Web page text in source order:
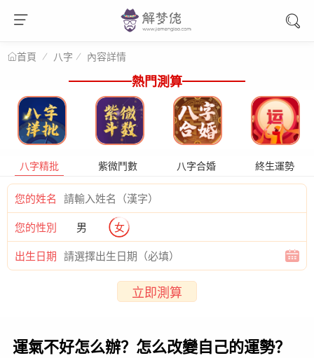
首頁 八字 內容詳情
熱門測算
八字精批 紫微鬥數 八字合婚 終生運勢
您的姓名
您的性別 男 女
出生日期
立即測算
運氣不好怎么辦？怎么改變自己的運勢？